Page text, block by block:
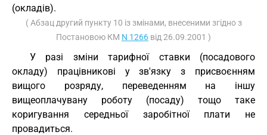
(окладів).
( Абзац другий пункту 10 із змінами, внесеними згідно з
Постановою КМ N 1266 від 26.09.2001 )
У разі зміни тарифної ставки (посадового
окладу) працівникові у зв'язку з присвоєнням
вищого розряду, переведенням на іншу
вищеоплачувану роботу (посаду) тощо таке
коригування середньої заробітної плати не
провадиться.